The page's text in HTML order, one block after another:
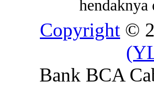
Copyright ©
Bank BCA